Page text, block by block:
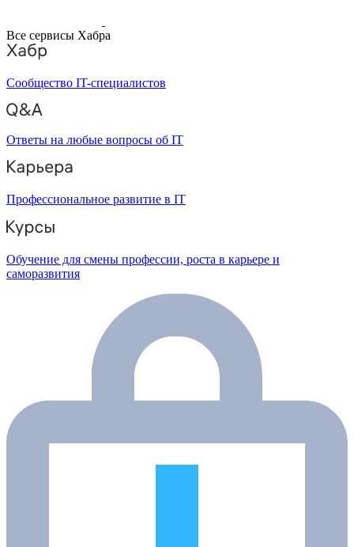
Все сервисы Хабра
Сообщество IT-специалистов
Ответы на любые вопросы об IT
Профессиональное развитие в IT
Обучение для смены профессии, роста в карьере и
саморазвития